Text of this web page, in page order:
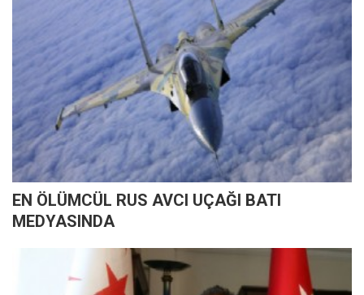
EN ÖLÜMCÜL RUS AVCI UÇAĞI BATI
MEDYASINDA